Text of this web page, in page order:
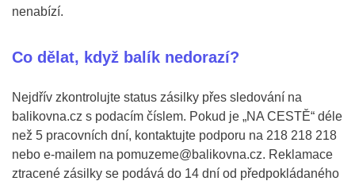
nenabízí.
Co dělat, když balík nedorazí?
Nejdřív zkontrolujte status zásilky přes sledování na
balikovna.cz s podacím číslem. Pokud je „NA CESTĚ“ déle
než 5 pracovních dní, kontaktujte podporu na 218 218 218
nebo e-mailem na pomuzeme@balikovna.cz. Reklamace
ztracené zásilky se podává do 14 dní od předpokládaného